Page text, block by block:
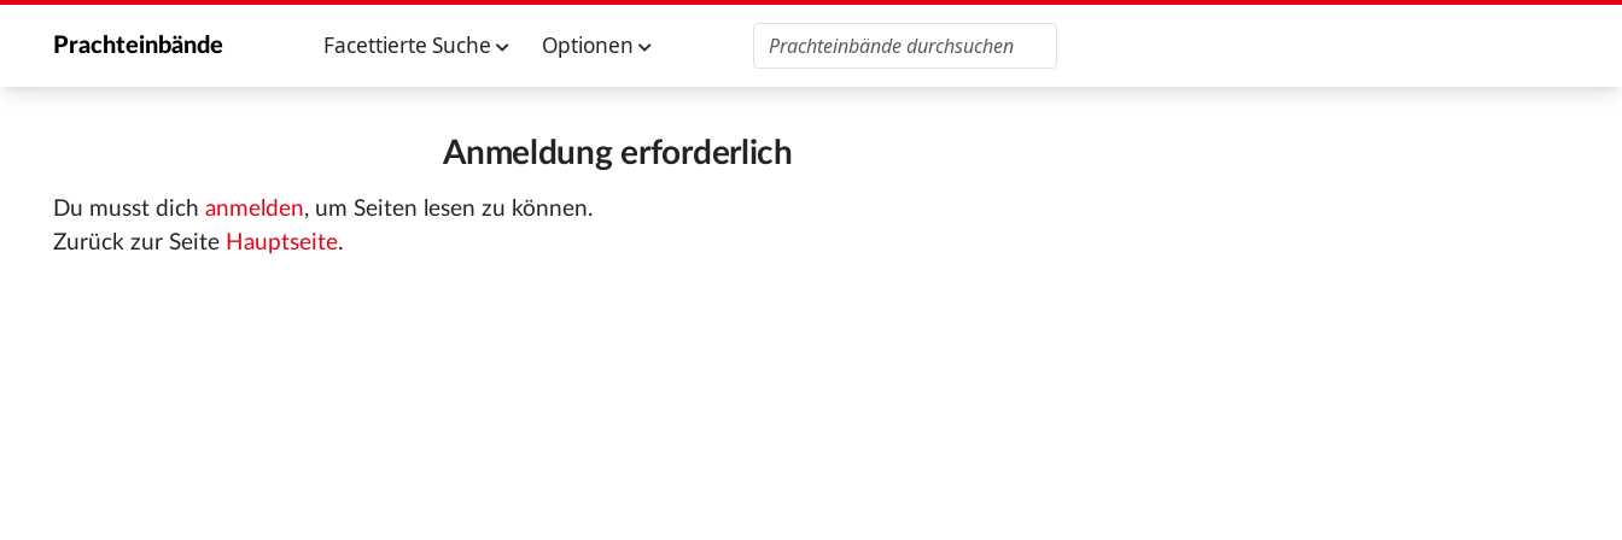
Prachteinbände Facettierte Suche Optionen
Anmeldung erforderlich
Du musst dich anmelden, um Seiten lesen zu können.
Zurück zur Seite Hauptseite.